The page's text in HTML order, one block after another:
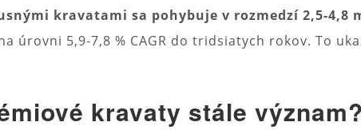
kravatami sa pohybuje v rozmedzí 2,5-4,8
úrovni 5,9-7,8 % CAGR do tridsiatych rokov. To
kravaty stále význam?